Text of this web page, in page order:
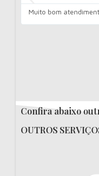
Muito bom
Confira abaixo
OUTROS